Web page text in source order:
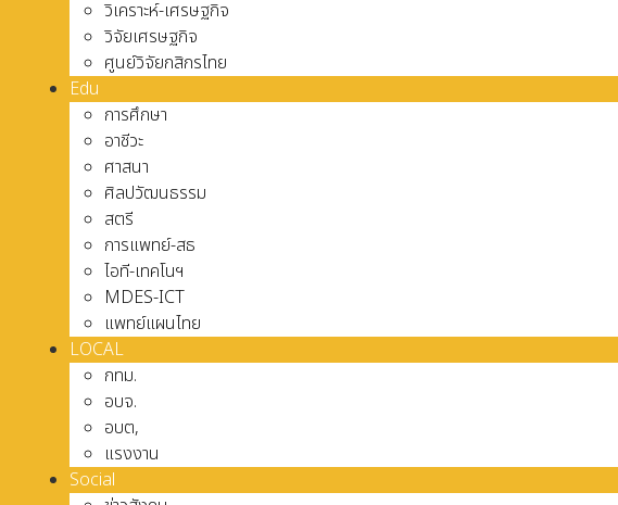
วิเคราะห์-เศรษฐกิจ
วิจัยเศรษฐกิจ
ศูนย์วิจัยกสิกรไทย
Edu
การศึกษา
อาชีวะ
ศาสนา
ศิลปวัฒนธรรม
สตรี
การแพทย์-สธ
ไอที-เทคโนฯ
MDES-ICT
แพทย์แผนไทย
LOCAL
กทม.
อบจ.
อบต,
แรงงาน
Social